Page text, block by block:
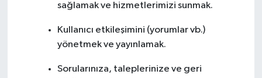
sağlamak ve hizmetlerimizi sunmak.
Kullanıcı etkileşimini (yorumlar vb.)
yönetmek ve yayınlamak.
Sorularınıza, taleplerinize ve geri